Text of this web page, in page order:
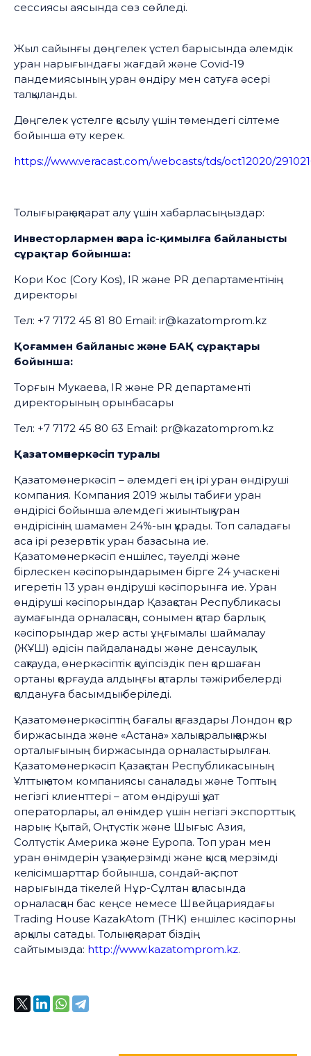
сессиясы аясында сөз сөйледі.
Жыл сайынғы дөңгелек үстел барысында әлемдік
уран нарығындағы жағдай және Covid-19
пандемиясының уран өндіру мен сатуға әсері
талқыланды.
Дөңгелек үстелге қосылу үшін төмендегі сілтеме
бойынша өту керек.
https://www.veracast.com/webcasts/tds/oct12020/
Толығырақ ақпарат алу үшін хабарласыңыздар:
Инвесторлармен өзара іс-қимылға байланысты
сұрақтар бойынша:
Кори Кос (Cory Kos), IR және PR департаментінің
директоры
Тел: +7 7172 45 81 80 Email: ir@kazatomprom.kz
Қоғаммен байланыс және БАҚ сұрақтары
бойынша:
Торғын Мукаева, IR және PR департаменті
директорының орынбасары
Тел: +7 7172 45 80 63 Email: pr@kazatomprom.kz
Қазатомөнеркәсіп туралы
Қазатомөнеркәсіп – әлемдегі ең ірі уран өндіруші
компания. Компания 2019 жылы табиғи уран
өндірісі бойынша әлемдегі жиынтық уран
өндірісінің шамамен 24%-ын құрады. Топ саладағы
аса ірі резервтік уран базасына ие.
Қазатомөнеркәсіп еншілес, тәуелді және
бірлескен кәсіпорындарымен бірге 24 учаскені
игеретін 13 уран өндіруші кәсіпорынға ие. Уран
өндіруші кәсіпорындар Қазақстан Республикасы
аумағында орналасқан, сонымен қатар барлық
кәсіпорындар жер асты ұңғымалы шаймалау
(ЖҰШ) әдісін пайдаланады және денсаулық
сақтауда, өнеркәсіптік қауіпсіздік пен қоршаған
ортаны қорғауда алдыңғы қатарлы тәжірибелерді
қолдануға басымдық беріледі.
Қазатомөнеркәсіптің бағалы қағаздары Лондон қор
биржасында және «Астана» халықаралық қаржы
орталығының биржасында орналастырылған.
Қазатомөнеркәсіп Қазақстан Республикасының
Ұлттық атом компаниясы саналады және Топтың
негізгі клиенттері – атом өндіруші қуат
операторлары, ал өнімдер үшін негізгі экспорттық
нарық – Қытай, Оңтүстік және Шығыс Азия,
Солтүстік Америка және Еуропа. Топ уран мен
уран өнімдерін ұзақ мерзімді және қысқа мерзімді
келісімшарттар бойынша, сондай-ақ спот
нарығында тікелей Нұр-Сұлтан қаласында
орналасқан бас кеңсе немесе Швейцариядағы
Trading House KazakAtom (THK) еншілес кәсіпорны
арқылы сатады. Толық ақпарат біздің
сайтымызда: http://www.kazatomprom.kz.